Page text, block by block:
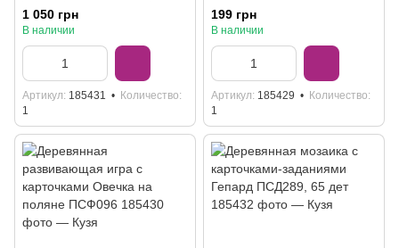
ПСД296, 81 деталь
1 050 грн
В наличии
Артикул 185431
Количество
1
ПСФ100
199 грн
В наличии
Артикул 185429
Количество
1